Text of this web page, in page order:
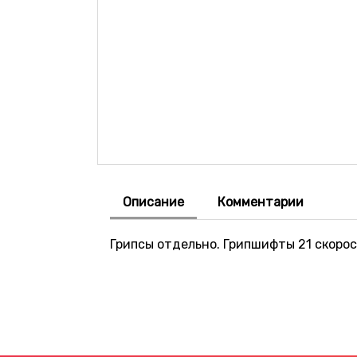
Описание Комментарии
Грипсы отдельно. Грипшифты 21